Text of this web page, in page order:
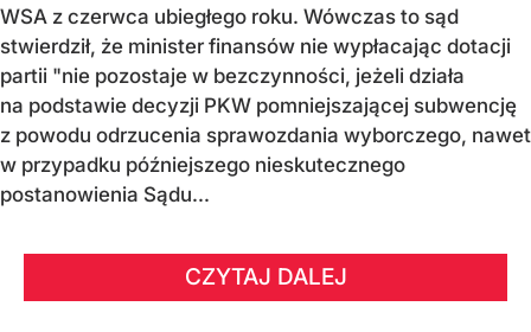
WSA z czerwca ubiegłego roku. Wówczas to sąd
stwierdził, że minister finansów nie wypłacając dotacji
partii "nie pozostaje w bezczynności, jeżeli działa
na podstawie decyzji PKW pomniejszającej subwencję
z powodu odrzucenia sprawozdania wyborczego, nawet
w przypadku późniejszego nieskutecznego
postanowienia Sądu...
CZYTAJ DALEJ